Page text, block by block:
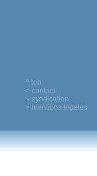
^ top
> contact
> syndication
> mentions legales